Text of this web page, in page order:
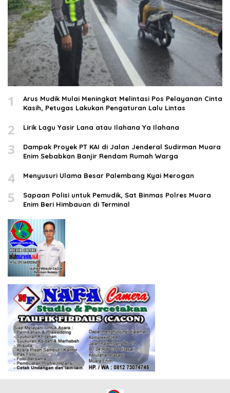
1
Arus Mudik Mulai Meningkat Melintasi Pos Pelayanan Cinta
Kasih, Petugas Lakukan Pengaturan Lalu Lintas
2 Lirik Lagu Yasir Lana atau Ilahana Ya Ilahana
3
Dampak Proyek PT KAI di Jalan Jenderal Sudirman Muara
Enim Sebabkan Banjir Rendam Rumah Warga
4 Menyusuri Ulama Besar Palembang Kyai Merogan
5
Sapaan Polisi untuk Pemudik, Sat Binmas Polres Muara
Enim Beri Himbauan di Terminal